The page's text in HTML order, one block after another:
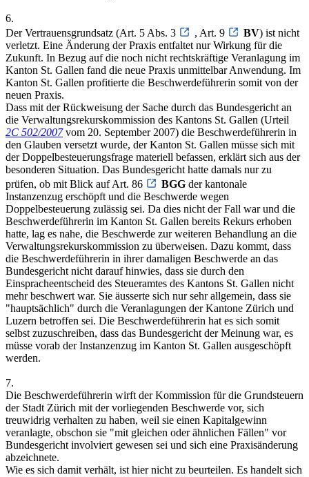
6.
Der Vertrauensgrundsatz (Art. 5 Abs. 3
, Art. 9 BV) ist nicht
verletzt. Eine Änderung der Praxis entfaltet nur Wirkung für die
Zukunft. In Bezug auf die noch nicht rechtskräftige Veranlagung im
Kanton St. Gallen fand die neue Praxis unmittelbar Anwendung. Im
Kanton St. Gallen profitierte die Beschwerdeführerin somit von der
neuen Praxis.
Dass mit der Rückweisung der Sache durch das Bundesgericht an
die Verwaltungsrekurskommission des Kantons St. Gallen (Urteil
2C 502/2007vom 20. September 2007) die Beschwerdeführerin in
den Glauben versetzt wurde, der Kanton St. Gallen müsse sich mit
der Doppelbesteuerungsfrage materiell befassen, erklärt sich aus der
besonderen Situation. Das Bundesgericht hatte damals nur zu
prüfen, ob mit Blick auf Art. 86
BGG der kantonale
Instanzenzug erschöpft und die Beschwerde wegen
Doppelbesteuerung zulässig sei. Da dies nicht der Fall war und die
Beschwerdeführerin im Kanton St. Gallen bereits Rekurs erhoben
hatte, lag es nahe, die Beschwerde zur weiteren Behandlung an die
Verwaltungsrekurskommission zu überweisen. Dazu kommt, dass
die Beschwerdeführerin in ihrer damaligen Beschwerde an das
Bundesgericht nicht darauf hinwies, dass sie durch den
Einspracheentscheid des Steueramtes des Kantons St. Gallen nicht
mehr beschwert war. Sie äusserte sich nur sehr allgemein, dass sie
"hauptsächlich" durch die Veranlagungen der Kantone Zürich und
Luzern betroffen sei. Die Beschwerdeführerin hat es sich somit
selbst zuzuschreiben, dass das Bundesgericht der Meinung war, es
müsse vorab der Instanzenzug im Kanton St. Gallen ausgeschöpft
werden.
7.
Die Beschwerdeführerin wirft der Kommission für die Grundsteuern
der Stadt Zürich mit der vorliegenden Beschwerde vor, sich
treuwidrig verhalten zu haben, weil sie einen Kapitalgewinn
veranlagte, obschon sie "mit gleichen oder ähnlichen Fällen" vor
Bundesgericht involviert gewesen sei und sich eine Praxisänderung
abzeichnete.
Wie es sich damit verhält, ist hier nicht zu beurteilen. Es handelt sich